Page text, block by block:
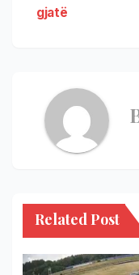
gjatë
Related Post